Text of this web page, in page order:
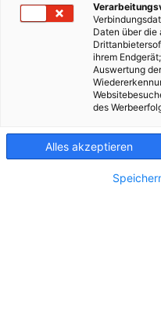
13. NOVEMBER 2019
Es weihnachtet wieder
seine
Daten über die
ihrem
Auswertung
des
Alles akzeptieren